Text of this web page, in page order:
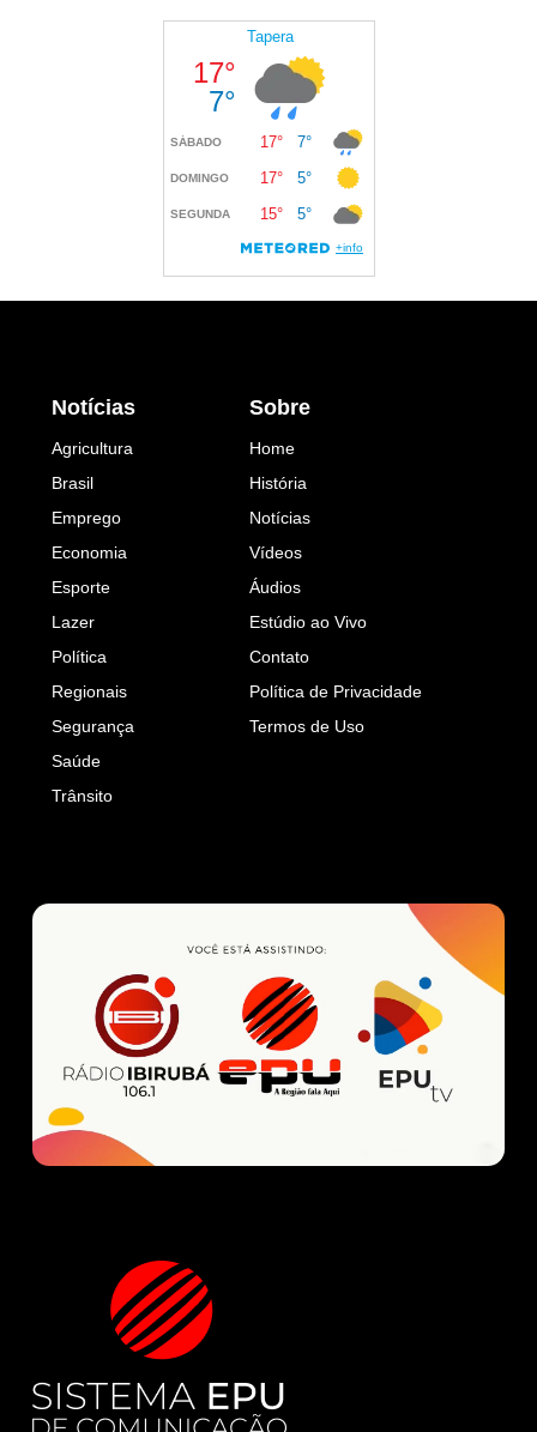
Notícias
Agricultura
Brasil
Emprego
Economia
Esporte
Lazer
Política
Regionais
Segurança
Saúde
Trânsito
Sobre
Home
História
Notícias
Vídeos
Áudios
Estúdio ao Vivo
Contato
Política de Privacidade
Termos de Uso